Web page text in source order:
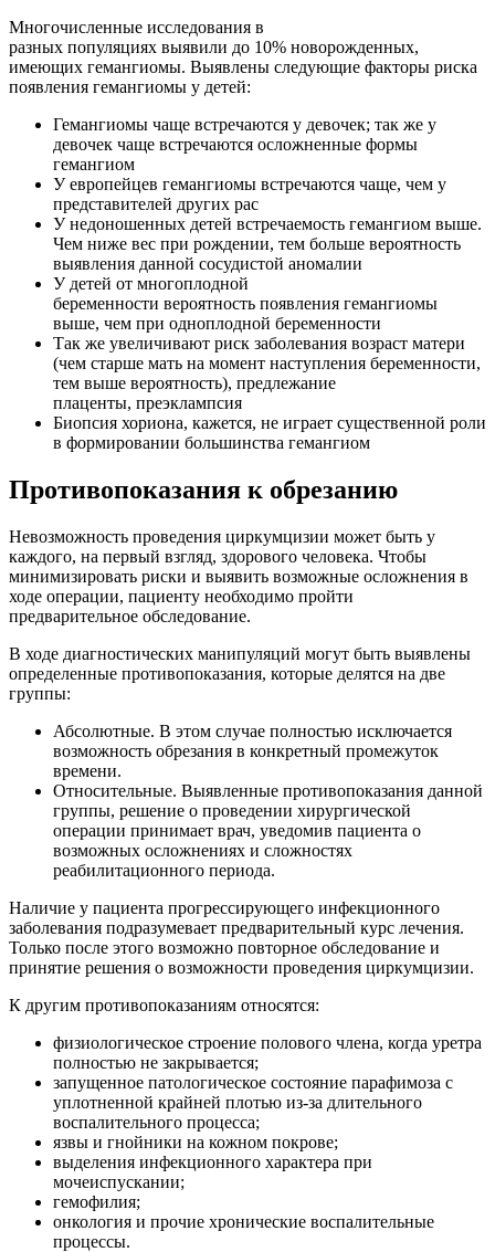
Многочисленные исследования в
разных популяциях выявили до 10% новорожденных,
имеющих гемангиомы. Выявлены следующие факторы риска
появления гемангиомы у детей:
Гемангиомы чаще встречаются у девочек; так же у
девочек чаще встречаются осложненные формы
гемангиом
У европейцев гемангиомы встречаются чаще, чем у
представителей других рас
У недоношенных детей встречаемость гемангиом выше.
Чем ниже вес при рождении, тем больше вероятность
выявления данной сосудистой аномалии
У детей от многоплодной
беременности вероятность появления гемангиомы
выше, чем при одноплодной беременности
Так же увеличивают риск заболевания возраст матери
(чем старше мать на момент наступления беременности,
тем выше вероятность), предлежание
плаценты, преэклампсия
Биопсия хориона, кажется, не играет существенной роли
в формировании большинства гемангиом
Противопоказания к обрезанию
Невозможность проведения циркумцизии может быть у
каждого, на первый взгляд, здорового человека. Чтобы
минимизировать риски и выявить возможные осложнения в
ходе операции, пациенту необходимо пройти
предварительное обследование.
В ходе диагностических манипуляций могут быть выявлены
определенные противопоказания, которые делятся на две
группы:
Абсолютные. В этом случае полностью исключается
возможность обрезания в конкретный промежуток
времени.
Относительные. Выявленные противопоказания данной
группы, решение о проведении хирургической
операции принимает врач, уведомив пациента о
возможных осложнениях и сложностях
реабилитационного периода.
Наличие у пациента прогрессирующего инфекционного
заболевания подразумевает предварительный курс лечения.
Только после этого возможно повторное обследование и
принятие решения о возможности проведения циркумцизии.
К другим противопоказаниям относятся:
физиологическое строение полового члена, когда уретра
полностью не закрывается;
запущенное патологическое состояние парафимоза с
уплотненной крайней плотью из-за длительного
воспалительного процесса;
язвы и гнойники на кожном покрове;
выделения инфекционного характера при
мочеиспускании;
гемофилия;
онкология и прочие хронические воспалительные
процессы.